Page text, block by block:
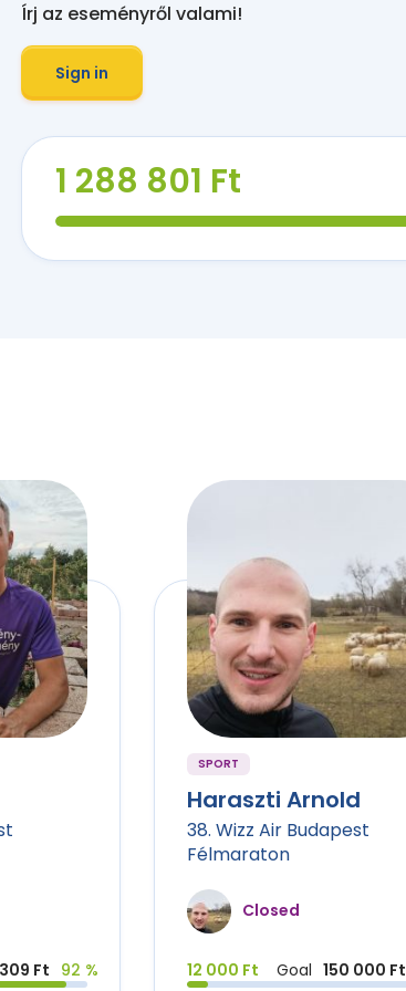
Írj az eseményről valami!
Sign in
1 288 801 Ft
Ft 92 %
SPORT
Haraszti Arnold
38. Wizz Air Budapest
Félmaraton
Closed
12 000 Ft Goal 150 000 Ft